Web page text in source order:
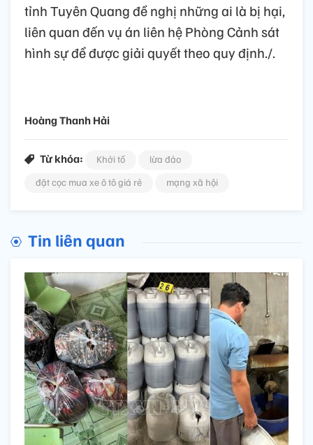
tỉnh Tuyên Quang đề nghị những ai là bị hại,
liên quan đến vụ án liên hệ Phòng Cảnh sát
hình sự để được giải quyết theo quy định./.
Hoàng Thanh Hải
Từ khóa: Khởi tố
lừa đảo
đặt cọc mua xe ô tô giá rẻ
mạng xã hội
Tin liên quan